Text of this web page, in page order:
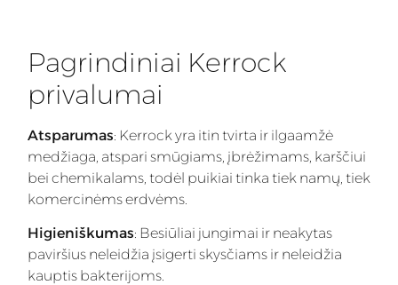
Pagrindiniai Kerrock
privalumai
Atsparumas: Kerrock yra itin tvirta ir ilgaamžė
medžiaga, atspari smūgiams, įbrėžimams, karščiui
bei chemikalams, todėl puikiai tinka tiek namų, tiek
komercinėms erdvėms.
Higieniškumas: Besiūliai jungimai ir neakytas
paviršius neleidžia įsigerti skysčiams ir neleidžia
kauptis bakterijoms.